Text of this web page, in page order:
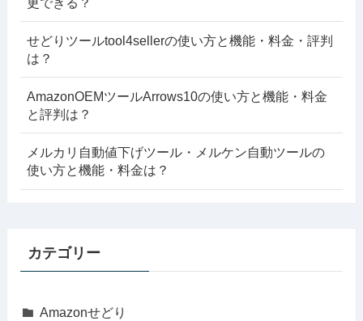
せどりツールtool4sellerの使い方と機能・料金・評判
は？
AmazonOEMツールArrows10の使い方と機能・料金
と評判は？
メルカリ自動値下げツール・メルケン自動ツールの
使い方と機能・料金は？
カテゴリー
Amazonせどり